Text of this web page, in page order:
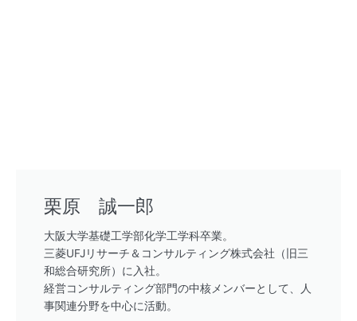
栗原 誠一郎
大阪大学基礎工学部化学工学科卒業。
三菱UFJリサーチ＆コンサルティング株式会社（旧三
和総合研究所）に入社。
経営コンサルティング部門の中核メンバーとして、人
事関連分野を中心に活動。